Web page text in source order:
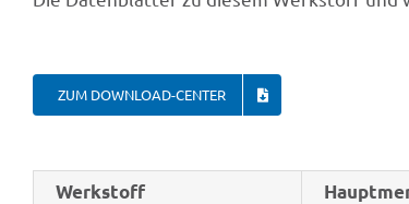
ZUM DOWN­LOAD-CENTER
Werk­stoff